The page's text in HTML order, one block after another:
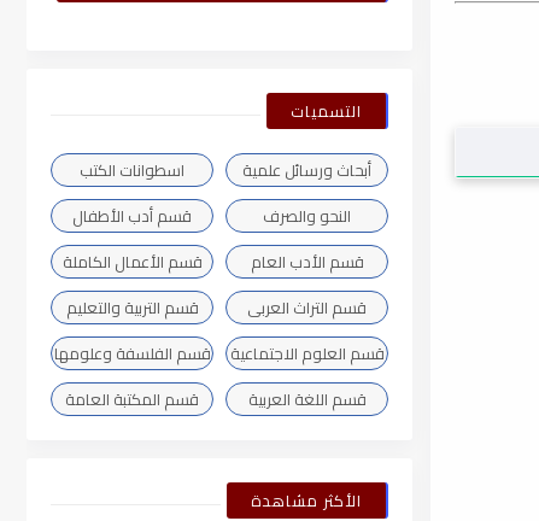
التسميات
أبحاث ورسائل علمية
اسطوانات الكتب
النحو والصرف
قسم أدب الأطفال
قسم الأدب العام
قسم الأعمال الكاملة
قسم التراث العربى
قسم التربية والتعليم
قسم العلوم الاجتماعية
قسم الفلسفة وعلومها
قسم اللغة العربية
قسم المكتبة العامة
الأكثر مشاهدة